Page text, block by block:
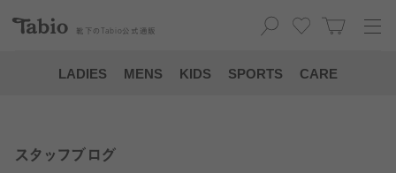
靴下の Tabio 公式通販
LADIES MENS KIDS SPORTS CARE
スタッフブログ